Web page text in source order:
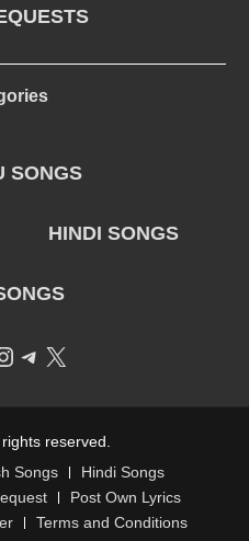
SONGS
HINDI SONGS
Telegram
X
reserved.
Songs
Hindi Songs
Post Own Lyrics
Terms and Conditions